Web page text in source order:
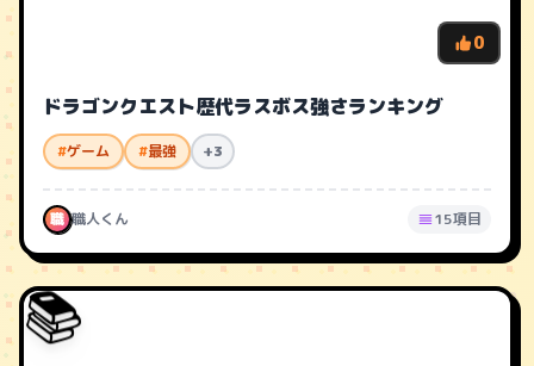
0
ドラゴンクエスト歴代ラスボス強さランキング
#ゲーム #最強 +3
職 職人くん 15項目
📚